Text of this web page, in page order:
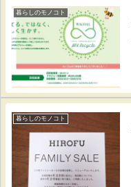
暮らしのモノコト
暮らしのモノコト